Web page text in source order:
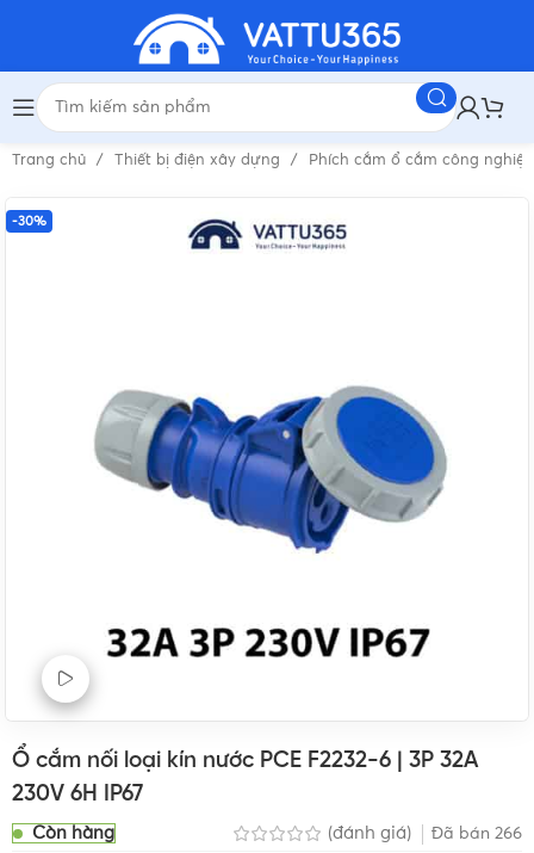
Trang chủ Thiết bị điện xây dựng Phích cắm ổ cắm công
-30%
Ổ cắm nối loại kín nước PCE F2232-6 | 3P 32A
230V 6H IP67
Còn hàng (đánh giá) Đã bán 266